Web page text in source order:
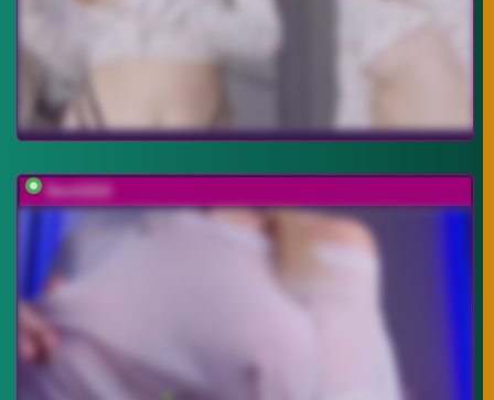
Devil2222